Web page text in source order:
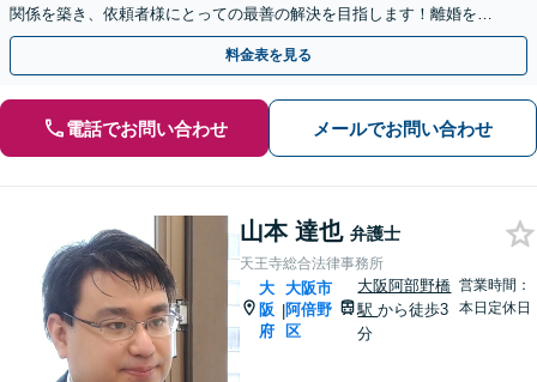
関係を築き、依頼者様にとっての最善の解決を目指します！離婚を考
えている段階でもご相談ください。
料金表を見る
電話でお問い合わせ メールでお問い合わせ
山本 達也 弁護士
天王寺総合法律事務所
大
阪
府
|
大阪市
阿倍野
区
大阪阿部野橋
駅から徒歩3
分
営業時間：
本日定休日